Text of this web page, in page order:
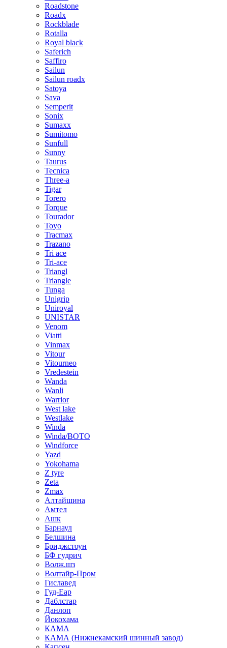
Roadstone
Roadx
Rockblade
Rotalla
Royal black
Saferich
Saffiro
Sailun
Sailun roadx
Satoya
Sava
Semperit
Sonix
Sumaxx
Sumitomo
Sunfull
Sunny
Taurus
Tecnica
Three-a
Tigar
Torero
Torque
Tourador
Toyo
Tracmax
Trazano
Tri ace
Tri-ace
Triangl
Triangle
Tunga
Unigrip
Uniroyal
UNISTAR
Venom
Viatti
Vinmax
Vitour
Vitourneo
Vredestein
Wanda
Wanli
Warrior
West lake
Westlake
Winda
Winda/BOTO
Windforce
Yazd
Yokohama
Z tyre
Zeta
Zmax
Алтайшина
Амтел
Ашк
Барнаул
Белшина
Бриджстоун
БФ гудрич
Волж.шз
Волтайр-Пром
Гиславед
Гуд-Еар
Даблстар
Данлоп
Йокохама
КАМА
КАМА (Нижнекамский шинный завод)